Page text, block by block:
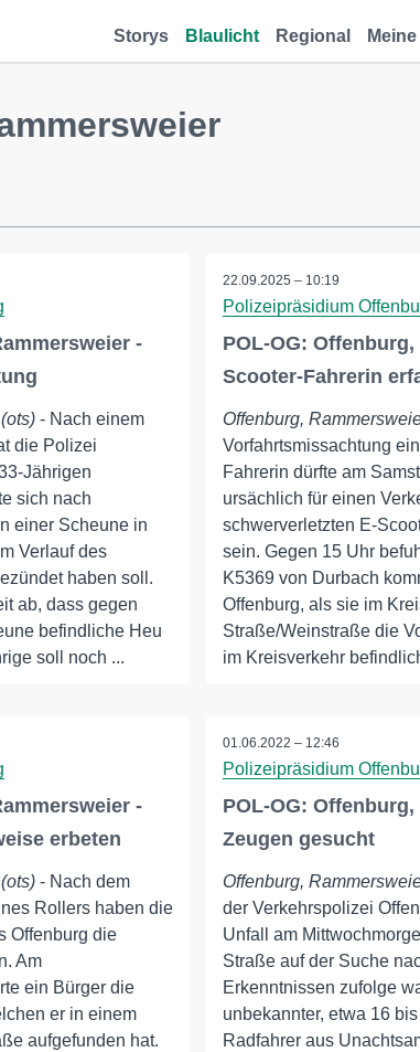
Storys Blaulicht Regional
-
- Nach einem
die Polizei
Jährigen
sich nach
einer Scheune in
Verlauf des
haben soll.
ab, dass gegen
befindliche Heu
soll noch ...
22.09.2025 – 10:19
Polizeipräsidium
POL-OG:
Scooter-Fahrerin
Offenburg,
Vorfahrtsmissachtung
Fahrerin dürfte am
ursächlich für einen
schwerverletzten E-
sein. Gegen 15 Uhr
K5369 von Durbach
Offenburg, als sie im
Straße/Weinstraße die
im Kreisverkehr
-
erbeten
- Nach dem
Rollers haben die
Offenburg die
Am
ein Bürger die
er in einem
aufgefunden hat.
01.06.2022 – 12:46
Polizeipräsidium
POL-OG:
Zeugen gesucht
Offenburg,
der Verkehrspolizei
Unfall am
Straße auf der Suche
Erkenntnissen zufolge
unbekannter, etwa 16
Radfahrer aus